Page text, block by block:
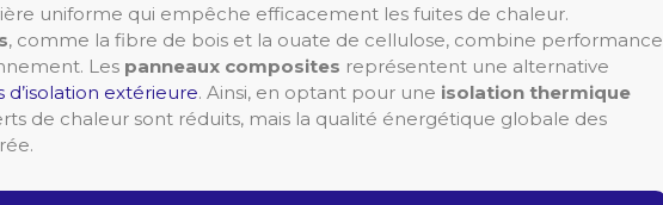
uniforme qui empêche efficacement les fuites de chaleur.
, comme la fibre de bois et la ouate de cellulose, combine performance
Les panneaux composites représentent une alternative
d’isolation extérieure. Ainsi, en optant pour une isolation thermique
de chaleur sont réduits, mais la qualité énergétique globale des